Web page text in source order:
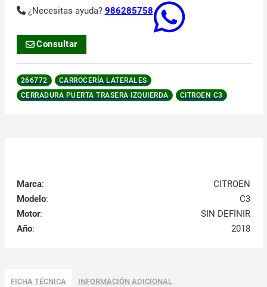
¿Necesitas ayuda? 986285758
Consultar
266772
CARROCERÍA LATERALES
CERRADURA PUERTA TRASERA IZQUIERDA
CITROEN C3
Marca:
CITROEN
Modelo:
C3
Motor:
SIN DEFINIR
Año: 2018
FICHA TÉCNICA INFORMACIÓN ADICIONAL